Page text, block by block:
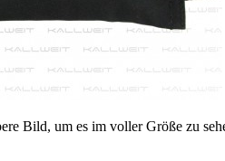
Bild, um es im voller Größe zu